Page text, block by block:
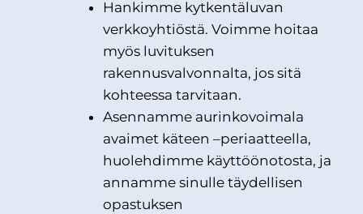
Hankimme kytkentäluvan
verkkoyhtiöstä. Voimme hoitaa
myös luvituksen
rakennusvalvonnalta, jos sitä
kohteessa tarvitaan.
Asennamme aurinkovoimala
avaimet käteen –periaatteella,
huolehdimme käyttöönotosta, ja
annamme sinulle täydellisen
opastuksen